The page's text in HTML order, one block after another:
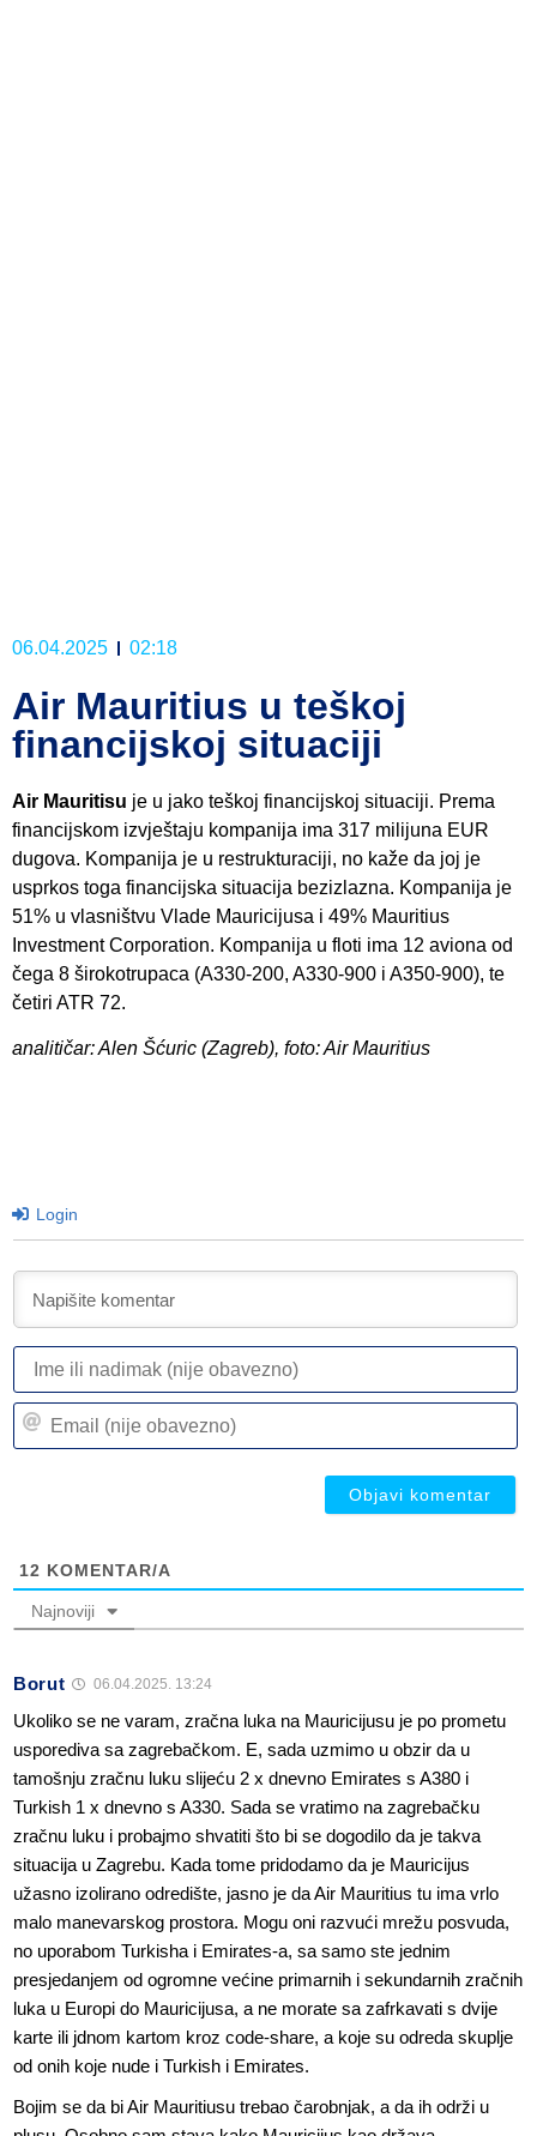
06.04.2025 02:18
Air Mauritius u teškoj
financijskoj situaciji
Air Mauritisu je u jako teškoj financijskoj situaciji. Prema
financijskom izvještaju kompanija ima 317 milijuna EUR
dugova. Kompanija je u restrukturaciji, no kaže da joj je
usprkos toga financijska situacija bezizlazna. Kompanija je
51% u vlasništvu Vlade Mauricijusa i 49% Mauritius
Investment Corporation. Kompanija u floti ima 12 aviona od
čega 8 širokotrupaca (A330-200, A330-900 i A350-900), te
četiri ATR 72.
analitičar: Alen Šćuric (Zagreb), foto: Air Mauritius
Login
12 KOMENTAR/A
Najnoviji
Borut 06.04.2025. 13:24
Ukoliko se ne varam, zračna luka na Mauricijusu je po prometu
usporediva sa zagrebačkom. E, sada uzmimo u obzir da u
tamošnju zračnu luku slijeću 2 x dnevno Emirates s A380 i
Turkish 1 x dnevno s A330. Sada se vratimo na zagrebačku
zračnu luku i probajmo shvatiti što bi se dogodilo da je takva
situacija u Zagrebu. Kada tome pridodamo da je Mauricijus
užasno izolirano odredište, jasno je da Air Mauritius tu ima vrlo
malo manevarskog prostora. Mogu oni razvući mrežu posvuda,
no uporabom Turkisha i Emirates-a, sa samo ste jednim
presjedanjem od ogromne većine primarnih i sekundarnih zračnih
luka u Europi do Mauricijusa, a ne morate sa zafrkavati s dvije
karte ili jdnom kartom kroz code-share, a koje su odreda skuplje
od onih koje nude i Turkish i Emirates.
Bojim se da bi Air Mauritiusu trebao čarobnjak, a da ih održi u